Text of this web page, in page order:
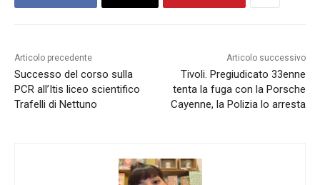
Articolo precedente
Successo del corso sulla
PCR all’Itis liceo scientifico
Trafelli di Nettuno
Articolo successivo
Tivoli. Pregiudicato 33enne
tenta la fuga con la Porsche
Cayenne, la Polizia lo arresta